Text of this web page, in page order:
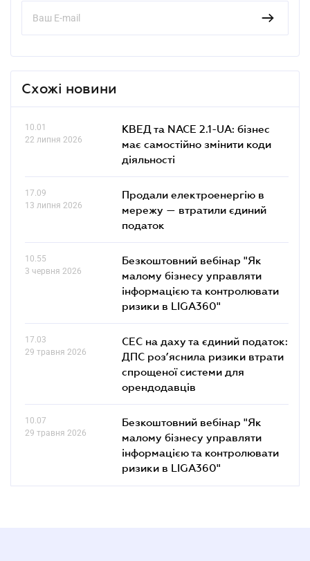
Схожі новини
10.01
22 липня 2026
КВЕД та NACE 2.1-UA: бізнес
має самостійно змінити коди
діяльності
17.09
13 липня 2026
Продали електроенергію в
мережу — втратили єдиний
податок
10.55
3 червня 2026
Безкоштовний вебінар "Як
малому бізнесу управляти
інформацією та контролювати
ризики в LIGA360"
17.03
29 травня 2026
СЕС на даху та єдиний податок:
ДПС роз’яснила ризики втрати
спрощеної системи для
орендодавців
10.07
29 травня 2026
Безкоштовний вебінар "Як
малому бізнесу управляти
інформацією та контролювати
ризики в LIGA360"